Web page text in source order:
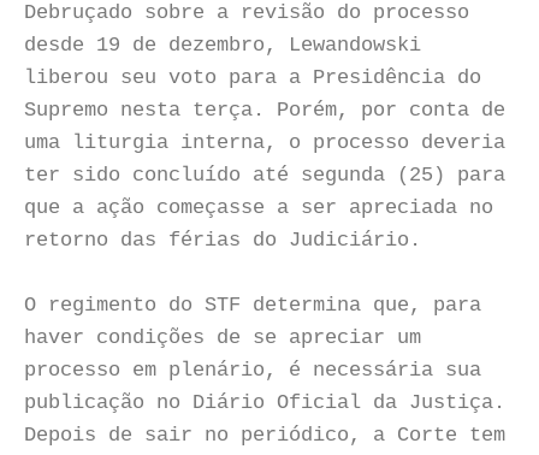
Debruçado sobre a revisão do processo
desde 19 de dezembro, Lewandowski
liberou seu voto para a Presidência do
Supremo nesta terça. Porém, por conta de
uma liturgia interna, o processo deveria
ter sido concluído até segunda (25) para
que a ação começasse a ser apreciada no
retorno das férias do Judiciário.
O regimento do STF determina que, para
haver condições de se apreciar um
processo em plenário, é necessária sua
publicação no Diário Oficial da Justiça.
Depois de sair no periódico, a Corte tem